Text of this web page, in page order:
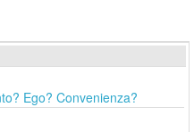
Ego? Convenienza?